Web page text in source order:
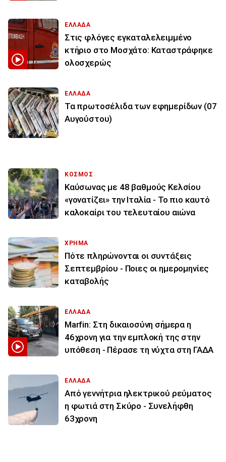
ΕΛΛΑΔΑ
Στις φλόγες εγκαταλελειμμένο
κτήριο στο Μοσχάτο: Καταστράφηκε
ολοσχερώς
ΕΛΛΑΔΑ
Τα πρωτοσέλιδα των εφημερίδων (07
Αυγούστου)
ΚΟΣΜΟΣ
Καύσωνας με 48 βαθμούς Κελσίου
«γονατίζει» την Ιταλία - Το πιο καυτό
καλοκαίρι του τελευταίου αιώνα
ΧΡΗΜΑ
Πότε πληρώνονται οι συντάξεις
Σεπτεμβρίου - Ποιες οι ημερομηνίες
καταβολής
ΕΛΛΑΔΑ
Marfin: Στη δικαιοσύνη σήμερα η
46χρονη για την εμπλοκή της στην
υπόθεση - Πέρασε τη νύχτα στη ΓΑΔΑ
ΕΛΛΑΔΑ
Από γεννήτρια ηλεκτρικού ρεύματος
η φωτιά στη Σκύρο - Συνελήφθη
63χρονη